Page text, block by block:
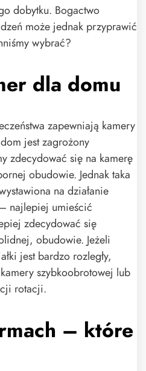
dobytku. Bogactwo
może jednak przyprawić
wybrać?
dla domu
zapewniają kamery
jest zagrożony
zdecydować się na kamerę
obudowie. Jednak taka
na działanie
najlepiej umieścić
zdecydować się
obudowie. Jeżeli
jest bardzo rozległy,
szybkoobrotowej lub
rotacji.
– które